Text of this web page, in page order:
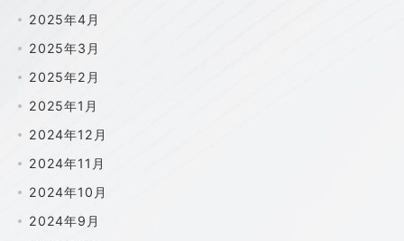
2025年4月
2025年3月
2025年2月
2025年1月
2024年12月
2024年11月
2024年10月
2024年9月